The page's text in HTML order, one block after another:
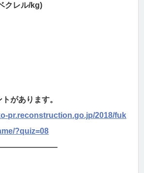
クレル/kg)
があります。
pr.reconstruction.go.jp/2018/fuk
?quiz=08